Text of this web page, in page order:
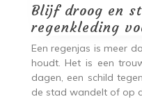
Blijf droog en
regenkleding
Een regenjas is meer
houdt. Het is een
dagen, een schild
de stad wandelt of op